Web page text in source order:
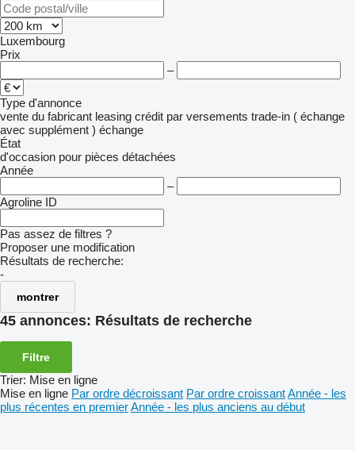
Luxembourg
Prix
–
Type d'annonce
vente du fabricant leasing crédit par versements trade-in ( échange
avec supplément ) échange
État
d'occasion pour pièces détachées
Année
–
Agroline ID
Pas assez de filtres ?
Proposer une modification
Résultats de recherche:
-
montrer
45 annonces: Résultats de recherche
Filtre
Trier: Mise en ligne
Mise en ligne Par ordre décroissant Par ordre croissantAnnée - les
plus récentes en premierAnnée - les plus anciens au début